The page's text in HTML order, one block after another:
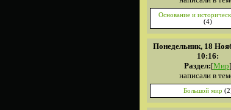
Основание и
(4)
Понедельник, 18
10:16:
Раздел:[Мир]
написали в
Большой мир